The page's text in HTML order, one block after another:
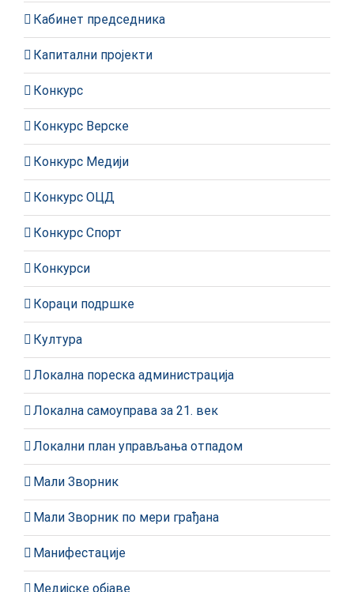
Кабинет председника
Капитални пројекти
Конкурс
Конкурс Верске
Конкурс Медији
Конкурс ОЦД
Конкурс Спорт
Конкурси
Кораци подршке
Култура
Локална пореска администрација
Локална самоуправа за 21. век
Локални план управљања отпадом
Мали Зворник
Мали Зворник по мери грађана
Манифестације
Медијске објаве